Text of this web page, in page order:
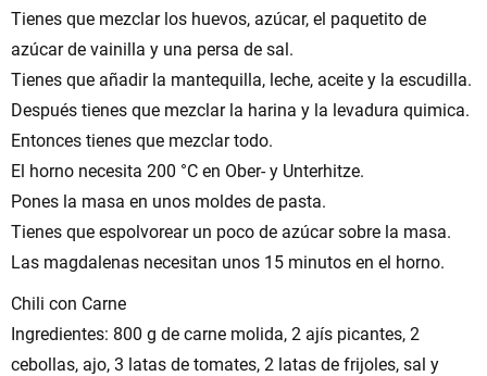
Tienes que mezclar los huevos, azúcar, el paquetito de
azúcar de vainilla y una persa de sal.
Tienes que añadir la mantequilla, leche, aceite y la escudilla.
Después tienes que mezclar la harina y la levadura quimica.
Entonces tienes que mezclar todo.
El horno necesita 200 °C en Ober- y Unterhitze.
Pones la masa en unos moldes de pasta.
Tienes que espolvorear un poco de azúcar sobre la masa.
Las magdalenas necesitan unos 15 minutos en el horno.
Chili con Carne
Ingredientes: 800 g de carne molida, 2 ajís picantes, 2
cebollas, ajo, 3 latas de tomates, 2 latas de frijoles, sal y